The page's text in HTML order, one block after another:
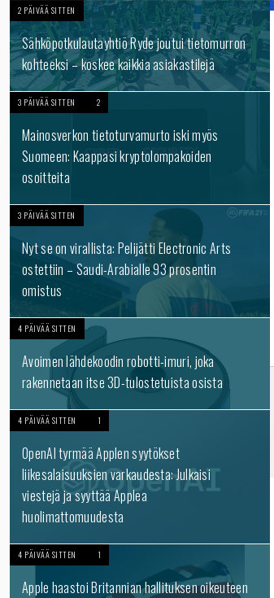
2 PÄIVÄÄ SITTEN
Sähköpotkulautayhtiö Ryde joutui tietomurron
kohteeksi – koskee kaikkia asiakastilejä
3 PÄIVÄÄ SITTEN 2
Mainosverkon tietoturvamurto iski myös
Suomeen: Kaappasi kryptolompakoiden
osoitteita
3 PÄIVÄÄ SITTEN
Nyt se on virallista: Pelijätti Electronic Arts
ostettiin – Saudi-Arabialle 93 prosentin
omistus
4 PÄIVÄÄ SITTEN
Avoimen lähdekoodin robotti-imuri, joka
rakennetaan itse 3D-tulostetuista osista
4 PÄIVÄÄ SITTEN 1
OpenAI tyrmää Applen syytökset
liikesalaisuuksien varkaudesta: Julkaisi
viestejä ja syyttää Applea
huolimattomuudesta
4 PÄIVÄÄ SITTEN 1
Apple haastoi Britannian hallituksen oikeuteen